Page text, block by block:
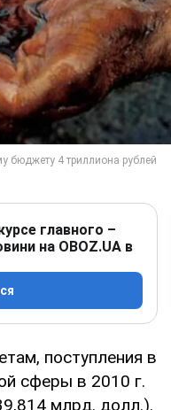
главного –
на OBOZ.UA в
поступления в
сферы в 2010 г.
млрд. долл.).